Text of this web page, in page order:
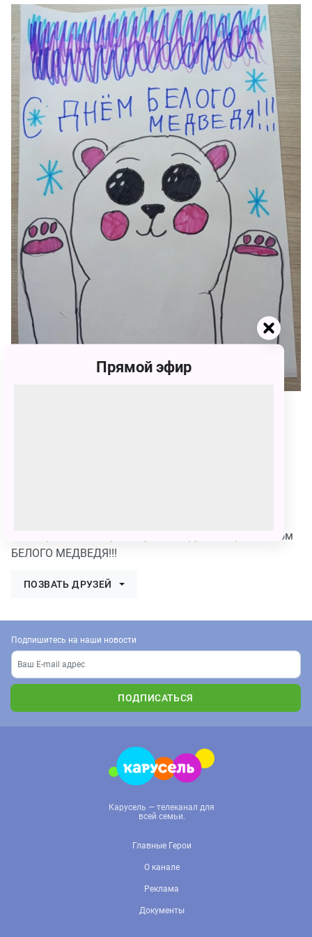
Я поздравляю Умку, Маму и его друзей с праздником
БЕЛОГО МЕДВЕДЯ!!!
ПОЗВАТЬ ДРУЗЕЙ
Подпишитесь на наши новости
ПОДПИСАТЬСЯ
Карусель — телеканал для
всей семьи.
Главные Герои
О канале
Реклама
Документы
Прямой эфир